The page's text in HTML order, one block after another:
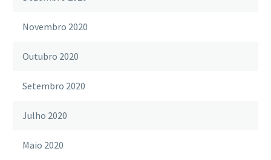
Novembro 2020
Outubro 2020
Setembro 2020
Julho 2020
Maio 2020